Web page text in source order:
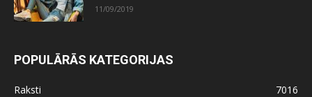
11/09/2019
POPULĀRĀS KATEGORIJAS
Raksti
7016